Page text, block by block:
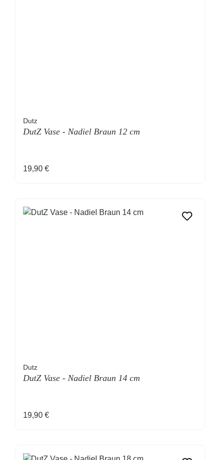
Dutz
DutZ Vase - Nadiel Braun 12 cm
Regulärer Preis:
19,90 €
Dutz
DutZ Vase - Nadiel Braun 14 cm
Regulärer Preis:
19,90 €